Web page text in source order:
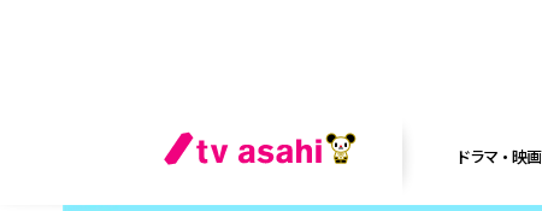
ドラマ・映画